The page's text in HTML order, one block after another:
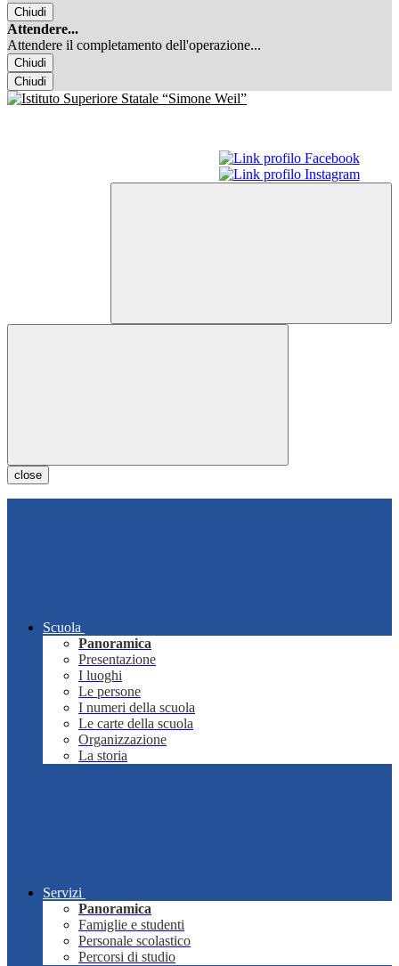
Chiudi
Attendere...
Attendere il completamento dell'operazione...
Chiudi
Chiudi
close
Scuola
Panoramica
Presentazione
I luoghi
Le persone
I numeri della scuola
Le carte della scuola
Organizzazione
La storia
Servizi
Panoramica
Famiglie e studenti
Personale scolastico
Percorsi di studio